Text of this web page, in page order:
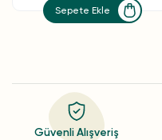
Sepete Ekle
Güvenli Alışveriş